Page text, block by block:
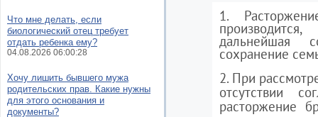
1.
дальнейшая
сохранение
2. При
отсутствии
расторжение
Что мне делать, если
биологический отец требует
отдать ребенка ему?
04.08.2026 06:00:28
Хочу лишить бывшего мужа
родительских прав. Какие нужны
для этого основания и
документы?